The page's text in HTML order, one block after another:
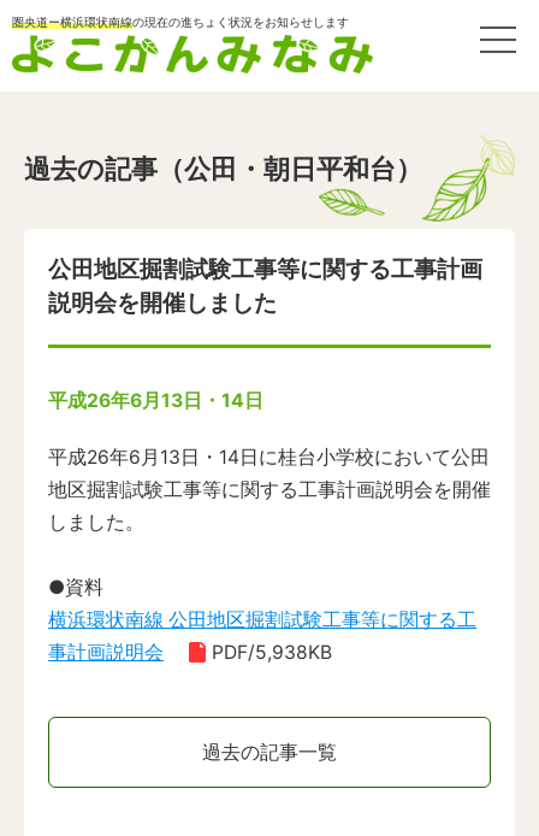
圏央道ー横浜環状南線の現在の進ちょく状況をお知らせします
過去の記事（公田・朝日平和台）
公田地区掘割試験工事等に関する工事計画
説明会を開催しました
平成26年6月13日・14日
平成26年6月13日・14日に桂台小学校において公田
地区掘割試験工事等に関する工事計画説明会を開催
しました。
●資料
横浜環状南線 公田地区掘割試験工事等に関する工
事計画説明会
PDF/5,938KB
過去の記事一覧